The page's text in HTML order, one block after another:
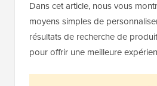
Dans cet article, nous vous
moyens simples de
résultats de recherche de
pour offrir une meilleure